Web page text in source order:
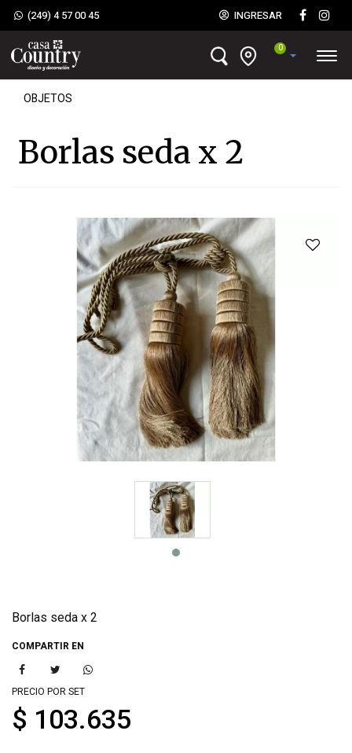
(249) 4 57 00 45 INGRESAR
0
OBJETOS
Borlas seda x 2
Borlas seda x 2
COMPARTIR EN
PRECIO POR SET
$ 103.635